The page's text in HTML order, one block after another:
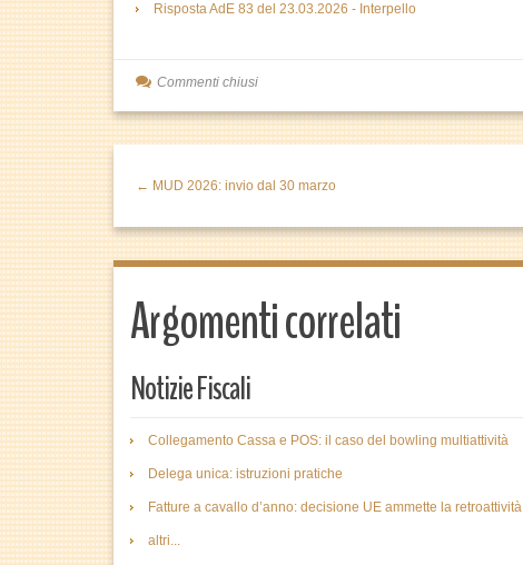
Risposta AdE 83 del 23.03.2026 - Interpello
Commenti chiusi
← MUD 2026: invio dal 30 marzo
Argomenti correlati
Notizie Fiscali
Collegamento Cassa e POS: il caso del bowling multiattività
Delega unica: istruzioni pratiche
Fatture a cavallo d’anno: decisione UE ammette la retroattività
altri...